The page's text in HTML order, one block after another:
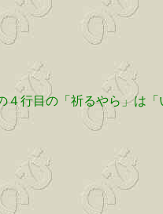
４行目の「祈るやら」は